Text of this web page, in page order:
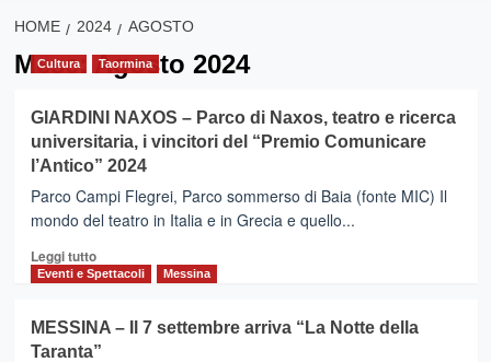
HOME 2024 AGOSTO
Mese:Agosto 2024
Cultura Taormina
GIARDINI NAXOS – Parco di Naxos, teatro e ricerca
universitaria, i vincitori del “Premio Comunicare
l’Antico” 2024
Parco Campi Flegrei, Parco sommerso di Baia (fonte MIC) Il
mondo del teatro in Italia e in Grecia e quello...
Leggi tuttoLeggi
di
GIARDINI
Eventi e Spettacoli Messina
MESSINA – Il 7 settembre arriva “La Notte della
Taranta”